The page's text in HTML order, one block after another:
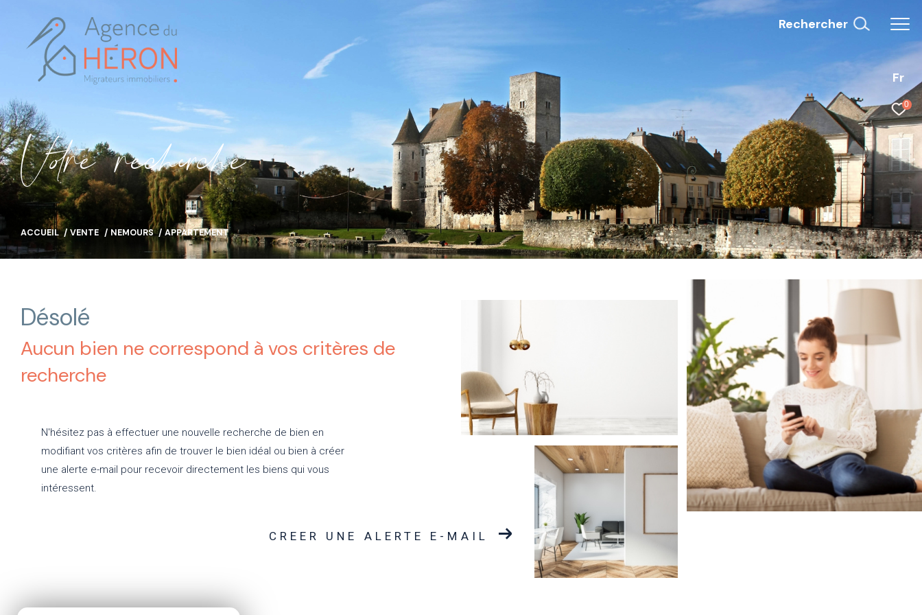
Fr
0
Rechercher
Vore recece
ACCUEIL VENTE NEMOURS APPARTEMENT
Désolé
Aucun bien ne correspond à vos critères de
recherche
N'hésitez pas à effectuer une nouvelle recherche de bien en
modifiant vos critères afin de trouver le bien idéal ou bien à créer
une alerte e-mail pour recevoir directement les biens qui vous
intéressent.
CREER UNE ALERTE E-MAIL